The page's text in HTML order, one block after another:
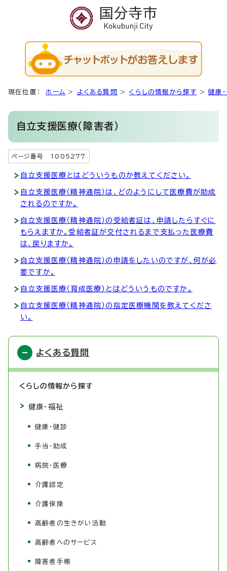
現在位置： ホーム > よくある質問 > くらしの情報から探す >健康
自立支援医療（障害者）
ページ番号 1005277
自立支援医療とはどういうものか教えてください。
自立支援医療（精神通院）は、どのようにして医療費が助成
されるのですか。
自立支援医療（精神通院）の受給者証は、申請したらすぐに
もらえますか。受給者証が交付されるまで支払った医療費
は、戻りますか。
自立支援医療（精神通院）の申請をしたいのですが、何が必
要ですか。
自立支援医療（育成医療）とはどういうものですか。
自立支援医療（精神通院）の指定医療機関を教えてくださ
い。
よくある質問
くらしの情報から探す
健康・福祉
健康・健診
手当・助成
病院･医療
介護認定
介護保険
高齢者の生きがい活動
高齢者へのサービス
障害者手帳